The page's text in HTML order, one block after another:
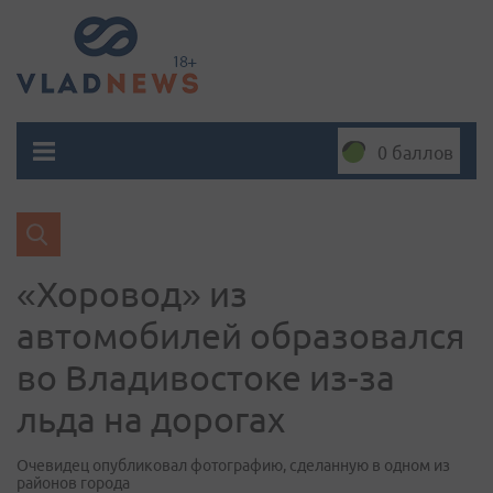
0 баллов
«Хоровод» из
автомобилей образовался
во Владивостоке из-за
льда на дорогах
Очевидец опубликовал фотографию, сделанную в одном из
районов города